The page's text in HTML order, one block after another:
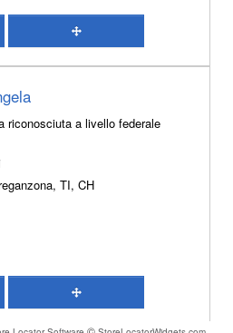
riconosciuta a livello federale
TI, CH